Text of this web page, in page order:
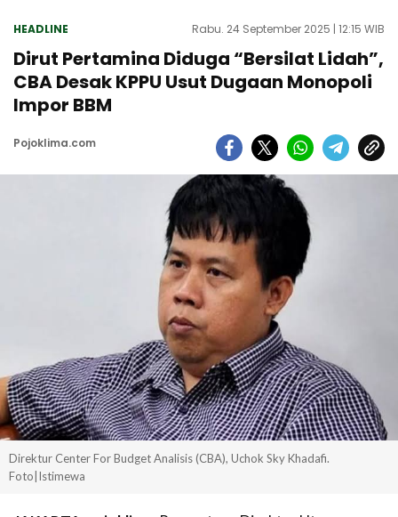
HEADLINE Rabu. 24 September 2025 | 12:15 WIB
Dirut Pertamina Diduga “Bersilat Lidah”,
CBA Desak KPPU Usut Dugaan Monopoli
Impor BBM
Pojoklima.com
Direktur Center For Budget Analisis (CBA), Uchok Sky Khadafi.
Foto|Istimewa